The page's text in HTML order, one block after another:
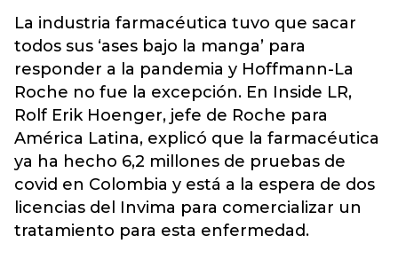
La industria farmacéutica tuvo que sacar
todos sus ‘ases bajo la manga’ para
responder a la pandemia y Hoffmann-La
Roche no fue la excepción. En Inside LR,
Rolf Erik Hoenger, jefe de Roche para
América Latina, explicó que la farmacéutica
ya ha hecho 6,2 millones de pruebas de
covid en Colombia y está a la espera de dos
licencias del Invima para comercializar un
tratamiento para esta enfermedad.